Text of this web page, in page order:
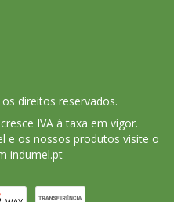
direitos reservados.
IVA à taxa em vigor.
e os nossos produtos visite o
indumel.pt